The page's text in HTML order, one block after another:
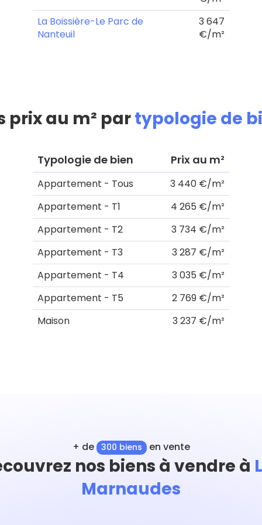
La Boissière-Le Parc de
Nanteuil
3 647
€/m²
prix au m² partypologie de
Typologie de bien Prix au m²
Appartement - Tous
3 440 €/m²
Appartement - T1
4 265 €/m²
Appartement - T2
3 734 €/m²
Appartement - T3
3 287 €/m²
Appartement - T4
3 035 €/m²
Appartement - T5
2 769 €/m²
Maison
3 237 €/m²
+ de 300 biens en vente
nos biens à vendre à
Marnaudes